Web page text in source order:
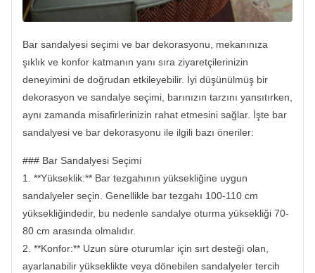
Bar sandalyesi seçimi ve bar dekorasyonu, mekanınıza
şıklık ve konfor katmanın yanı sıra ziyaretçilerinizin
deneyimini de doğrudan etkileyebilir. İyi düşünülmüş bir
dekorasyon ve sandalye seçimi, barınızın tarzını yansıtırken,
aynı zamanda misafirlerinizin rahat etmesini sağlar. İşte bar
sandalyesi ve bar dekorasyonu ile ilgili bazı öneriler:
### Bar Sandalyesi Seçimi
1. **Yükseklik:** Bar tezgahının yüksekliğine uygun
sandalyeler seçin. Genellikle bar tezgahı 100-110 cm
yüksekliğindedir, bu nedenle sandalye oturma yüksekliği 70-
80 cm arasında olmalıdır.
2. **Konfor:** Uzun süre oturumlar için sırt desteği olan,
ayarlanabilir yükseklikte veya dönebilen sandalyeler tercih